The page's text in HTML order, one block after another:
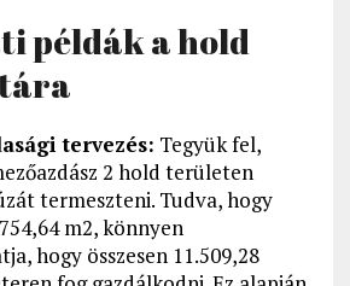
példák a hold
tervezés: Tegyük fel,
2 hold területen
termeszteni. Tudva, hogy
m2, könnyen
hogy összesen 11.509,28